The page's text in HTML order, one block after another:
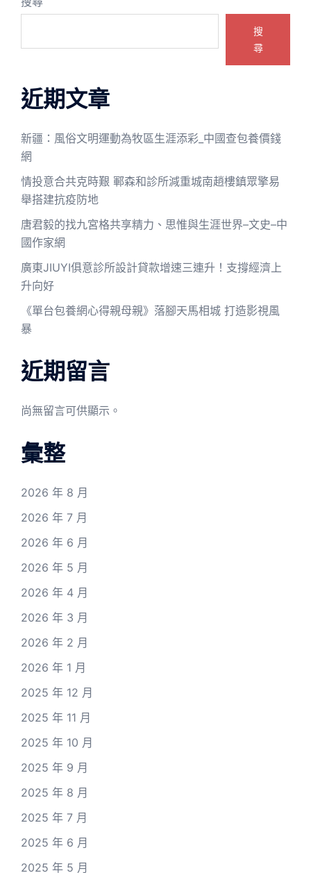
搜
尋
近期文章
新疆：風俗文明運動為牧區生涯添彩_中國查包養價錢
網
情投意合共克時艱 鄆森和診所減重城南趙樓鎮眾擎易
舉搭建抗疫防地
唐君毅的找九宮格共享精力、思惟與生涯世界–文史–中
國作家網
廣東JIUYI俱意診所設計貸款增速三連升！支撐經濟上
升向好
《單台包養網心得親母親》落腳天馬相城 打造影視風
暴
近期留言
尚無留言可供顯示。
彙整
2026 年 8 月
2026 年 7 月
2026 年 6 月
2026 年 5 月
2026 年 4 月
2026 年 3 月
2026 年 2 月
2026 年 1 月
2025 年 12 月
2025 年 11 月
2025 年 10 月
2025 年 9 月
2025 年 8 月
2025 年 7 月
2025 年 6 月
2025 年 5 月